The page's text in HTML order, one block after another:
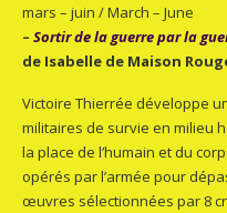
mars – juin / March – June
–Sortir de la guerre par la
de Isabelle de Maison
Victoire Thierrée développe
militaires de survie en milieu
la place de l’humain et du
opérés par l’armée pour
œuvres sélectionnées par 8